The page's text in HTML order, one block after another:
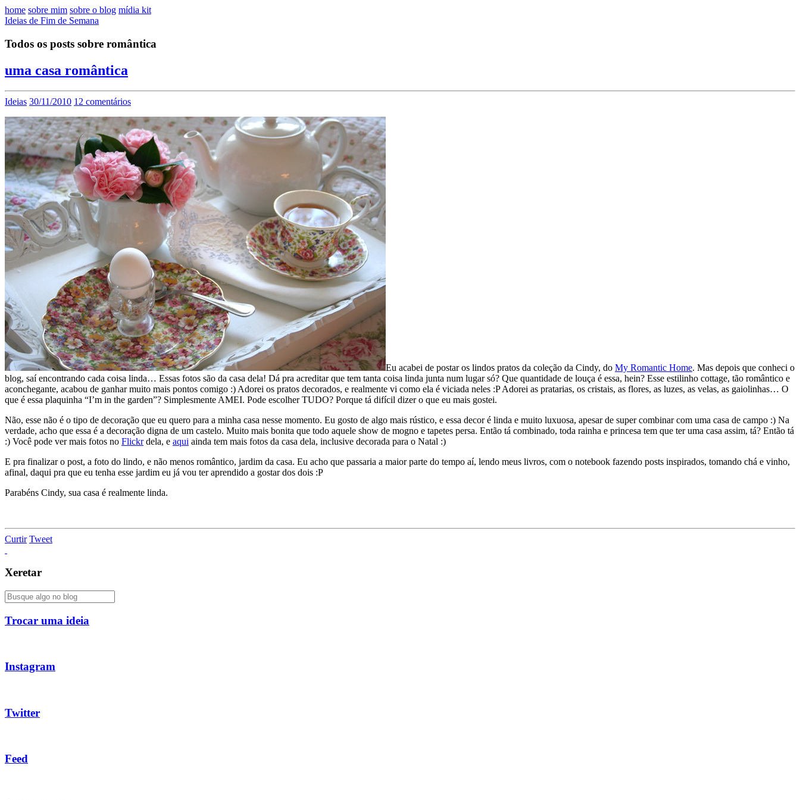
home sobre mim sobre o blog mídia kit
Ideias de Fim de Semana
Todos os posts sobre romântica
uma casa romântica
Ideias 30/11/2010 12 comentários
Eu acabei de postar os lindos pratos da coleção da Cindy, do My Romantic Home. Mas depois que conheci o
blog, saí encontrando cada coisa linda… Essas fotos são da casa dela! Dá pra acreditar que tem tanta coisa linda junta num lugar só? Que quantidade de louça é essa, hein? Esse estilinho cottage, tão romântico e
aconchegante, acabou de ganhar muito mais pontos comigo :) Adorei os pratos decorados, e realmente vi como ela é viciada neles :P Adorei as pratarias, os cristais, as flores, as luzes, as velas, as gaiolinhas… O
que é essa plaquinha “I’m in the garden”? Simplesmente AMEI. Pode escolher TUDO? Porque tá difícil dizer o que eu mais gostei.
Não, esse não é o tipo de decoração que eu quero para a minha casa nesse momento. Eu gosto de algo mais rústico, e essa decor é linda e muito luxuosa, apesar de super combinar com uma casa de campo :) Na
verdade, acho que essa é a decoração digna de um castelo. Muito mais bonita que todo aquele show de mogno e tapetes persa. Então tá combinado, toda rainha e princesa tem que ter uma casa assim, tá? Então tá
:) Você pode ver mais fotos no Flickrdela, e aqui ainda tem mais fotos da casa dela, inclusive decorada para o Natal :)
E pra finalizar o post, a foto do lindo, e não menos romântico, jardim da casa. Eu acho que passaria a maior parte do tempo aí, lendo meus livros, com o notebook fazendo posts inspirados, tomando chá e vinho,
afinal, daqui pra que eu tenha esse jardim eu já vou ter aprendido a gostar dos dois :P
Parabéns Cindy, sua casa é realmente linda.
Curtir Tweet
Xeretar
Trocar uma ideia
Instagram
Twitter
Feed